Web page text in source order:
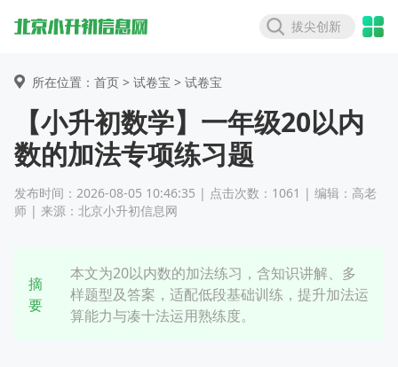
拔尖创新
所在位置：首页 > 试卷宝 > 试卷宝
【小升初数学】一年级20以内
数的加法专项练习题
发布时间：2026-08-05 10:46:35 | 点击次数：1061 | 编辑：高老
师 | 来源：北京小升初信息网
摘
要
本文为20以内数的加法练习，含知识讲解、多
样题型及答案，适配低段基础训练，提升加法运
算能力与凑十法运用熟练度。